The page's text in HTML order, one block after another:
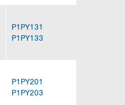
P1PY131
P1PY133
P1PY201
P1PY203